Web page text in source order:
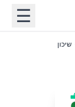
☰
שיכון צנחנים ר"ג שקט